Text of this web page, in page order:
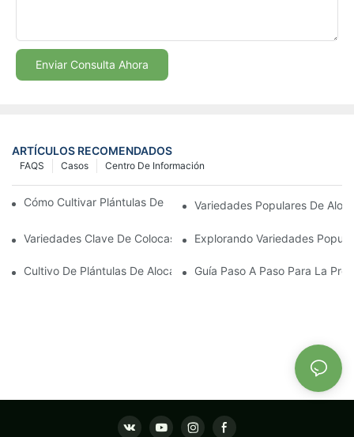
Enviar Consulta Ahora
ARTÍCULOS RECOMENDADOS
Centro De Información
Casos
FAQS
Cómo Cultivar Plántulas De Aglaonema Fuertes Con Éxito
Variedades Populares De
Variedades Clave De Colocasia Y Sus Necesidades De Cultivo
Explorando Variedades
Cultivo De Plántulas De Alocasia: Mejores Prácticas Para
Guía Paso A Paso Para La